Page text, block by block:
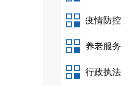
疫情防控
养老服务
行政执法